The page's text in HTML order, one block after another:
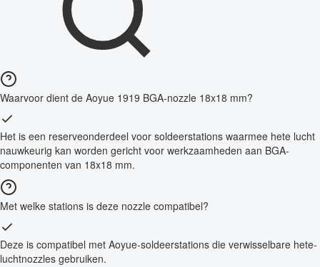
Waarvoor dient de Aoyue 1919 BGA-nozzle 18x18 mm?
Het is een reserveonderdeel voor soldeerstations waarmee hete lucht
nauwkeurig kan worden gericht voor werkzaamheden aan BGA-
componenten van 18x18 mm.
Met welke stations is deze nozzle compatibel?
Deze is compatibel met Aoyue-soldeerstations die verwisselbare hete-
luchtnozzles gebruiken.